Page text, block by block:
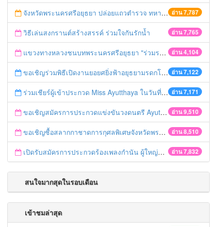
อ่าน 7,787
จังหวัดพระนครศรีอยุธยา ปล่อยแถวตำรวจ ทหาร ฝ่ายปกครอง กว่า 100 นาย ตรวจเข้มท่ารถสาธารณะ สถานีขนส่งรถโดยสาร วินรถตู้ และสถานีรถไฟ เตรียมรับมือเทศกาลสงกรานต์
อ่าน 7,765
วิธีเล่นสงกรานต์สร้างสรรค์ ร่วมใจกันรักน้ำ
อ่าน 4,104
แขวงทางหลวงชนบทพระนครศรีอยุธยา "ร่วมรณรงค์ ขับช้า เปิดไฟหน้า คาดเข็มขัด" เทศกาลสงกรานต์ ปี 2561
อ่าน 7,122
ขอเชิญร่วมพิธีเปิดงานยอยศยิ่งฟ้าอยุธยามรดกโลก
อ่าน 7,171
ร่วมเชียร์ผู้เข้าประกวด Miss Ayutthaya ในวันที่ 15 ธันวาคม 2560
อ่าน 9,510
ขอเชิญสมัครการประกวดแข่งขันวงดนตรี Ayutthaya battle of the bands
อ่าน 8,510
ขอเชิญซื้อสลากกาชาดการกุศลพิเศษจังหวัดพระนครศรีอยุธยา 2560
อ่าน 7,832
เปิดรับสมัครการประกวดร้องเพลงกำนัน ผู้ใหญ่บ้าน ฯลฯ
สนใจมากสุดในรอบเดือน
เข้าชมล่าสุด